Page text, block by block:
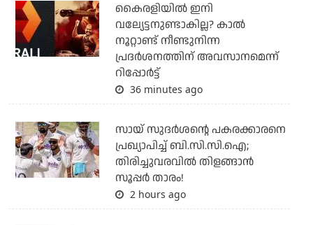
കൈരളിയില്‍ ഇനി
വല്യേട്ടനുണ്ടാകില്ല? കാല്‍
നൂറ്റാണ്ട് നീണ്ടുനിന്ന
പ്രദര്‍ശനത്തിന് അവസാനമെന്ന്
റിപ്പോര്‍ട്ട്
36 minutes ago
സായ് സുദര്‍ശന്റെ പകരക്കാരനെ
പ്രഖ്യാപിച്ച് ബി.സി.സി.ഐ;
തിരിച്ചുവരവില്‍ തിളങ്ങാന്‍
സൂപ്പര്‍ താരം!
2 hours ago